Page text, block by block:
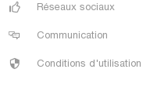
Kırşehir
Kocaeli
Konya
Réseaux sociaux
Communication
Conditions d'utilisation